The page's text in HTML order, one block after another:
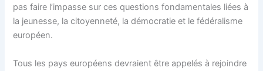
pas faire l’impasse sur ces questions fondamentales liées à
la jeunesse, la citoyenneté, la démocratie et le fédéralisme
européen.
Tous les pays européens devraient être appelés à rejoindre